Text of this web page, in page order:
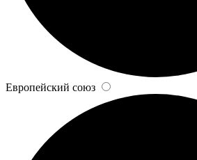
Европейский союз